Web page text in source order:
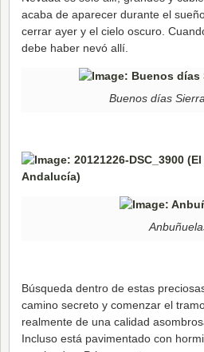
acaba de aparecer durante el
cerrar ayer y el cielo oscuro.
debe haber nevó allí.
Buenos días
Búsqueda dentro de estas
camino secreto y comenzar el
realmente de una calidad
Incluso está pavimentado con